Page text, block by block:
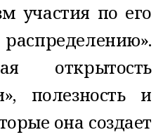
участия по его
открытость
полезность и
она создает